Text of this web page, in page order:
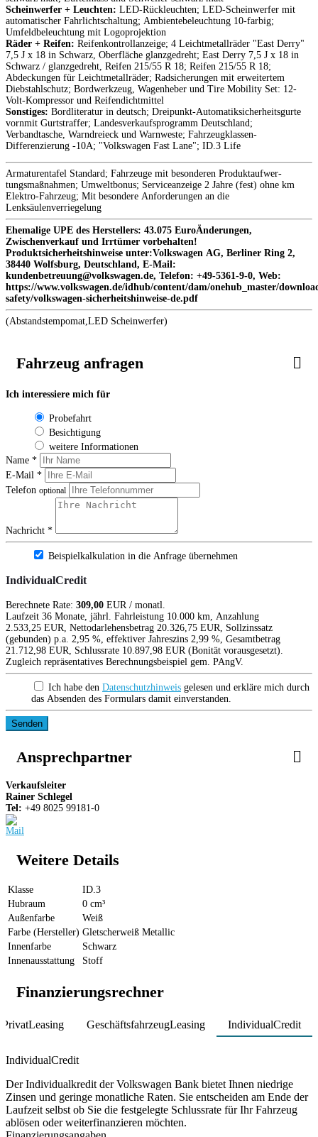
Scheinwerfer + Leuchten: LED-Rückleuchten; LED-Scheinwerfer mit
automatischer Fahrlichtschaltung; Ambientebeleuchtung 10-farbig;
Umfeldbeleuchtung mit Logoprojektion
Räder + Reifen: Reifenkontrollanzeige; 4 Leichtmetallräder "East Derry"
7,5 J x 18 in Schwarz, Oberfläche glanzgedreht; East Derry 7,5 J x 18 in
Schwarz / glanzgedreht, Reifen 215/55 R 18; Reifen 215/55 R 18;
Abdeckungen für Leichtmetallräder; Radsicherungen mit erweitertem
Diebstahlschutz; Bordwerkzeug, Wagenheber und Tire Mobility Set: 12-
Volt-Kompressor und Reifendichtmittel
Sonstiges: Bordliteratur in deutsch; Dreipunkt-Automatiksicherheitsgurte
vornmit Gurtstraffer; Landesverkaufsprogramm Deutschland;
Verbandtasche, Warndreieck und Warnweste; Fahrzeugklassen-
Differenzierung -10A; "Volkswagen Fast Lane"; ID.3 Life
Armaturentafel Standard; Fahrzeuge mit besonderen Produktaufwer-
tungsmaßnahmen; Umweltbonus; Serviceanzeige 2 Jahre (fest) ohne km
Elektro-Fahrzeug; Mit besondere Anforderungen an die
Lenksäulenverriegelung
Ehemalige UPE des Herstellers: 43.075 EuroÄnderungen,
Zwischenverkauf und Irrtümer vorbehalten!
Produktsicherheitshinweise unter:Volkswagen AG, Berliner Ring 2,
38440 Wolfsburg, Deutschland, E-Mail:
kundenbetreuung@volkswagen.de, Telefon: +49-5361-9-0, Web:
https://www.volkswagen.de/idhub/content/dam/onehub_master/
safety/volkswagen-sicherheitshinweise-de.pdf
(Abstandstempomat,LED Scheinwerfer)
Fahrzeug anfragen
Ich interessiere mich für
Probefahrt
Besichtigung
weitere Informationen
Name *
E-Mail *
Telefon optional
Nachricht *
Beispielkalkulation in die Anfrage übernehmen
IndividualCredit
Berechnete Rate: 309,00 EUR / monatl.
Laufzeit 36 Monate, jährl. Fahrleistung 10.000 km, Anzahlung
2.533,25 EUR, Nettodarlehensbetrag 20.326,75 EUR, Sollzinssatz
(gebunden) p.a. 2,95 %, effektiver Jahreszins 2,99 %, Gesamtbetrag
21.712,98 EUR, Schlussrate 10.897,98 EUR (Bonität vorausgesetzt).
Zugleich repräsentatives Berechnungsbeispiel gem. PAngV.
Ich habe den Datenschutzhinweis gelesen und erkläre mich durch
das Absenden des Formulars damit einverstanden.
Senden
Ansprechpartner
Verkaufsleiter
Rainer Schlegel
Tel: +49 8025 99181-0
Weitere Details
Klasse
ID.3
Hubraum
0 cm³
Außenfarbe
Weiß
Farbe (Hersteller) Gletscherweiß Metallic
Innenfarbe
Schwarz
Innenausstattung
Stoff
Finanzierungsrechner
PrivatLeasing GeschäftsfahrzeugLeasing
IndividualCredit
IndividualCredit
Der Individualkredit der Volkswagen Bank bietet Ihnen niedrige
Zinsen und geringe monatliche Raten. Sie entscheiden am Ende der
Laufzeit selbst ob Sie die festgelegte Schlussrate für Ihr Fahrzeug
ablösen oder weiterfinanzieren möchten.